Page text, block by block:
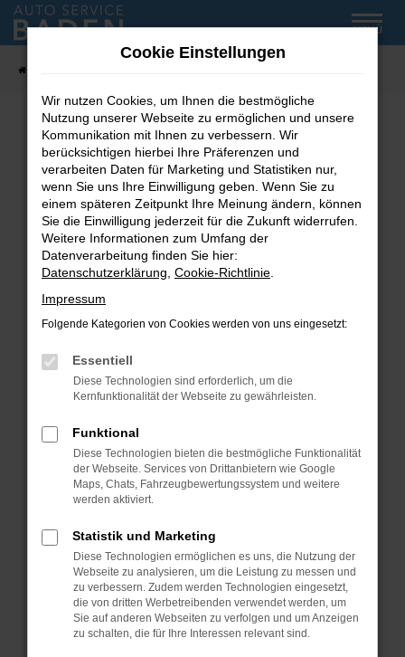
Zum
Hauptinhalt
MENÜ
Fehler: Network Error
Beim Laden ist ein Fehler aufgetreten.
Hier sind ein paar Tipps, die dir helfen können:
Überprüfe deine Firewall und deine
Internetverbindung.
Laden andere Webseiten, zum Beispiel deine
Suchmaschine?
Prüfe deine Browsererweiterungen.
können das Laden bestimmter Seiten
verhindern. Funktioniert die Seite in einem
Fenster?
Starte dein Gerät neu.
Das kann manchmal helfen, vorübergehende
Probleme zu beheben.
Betriebssystem auf dem neuesten Stand
sind.
Veraltete Software birgt nicht nur ein
Sicherheitsrisiko, sondern kann auch dazu
führen, dass bestimmte Funktionen nicht mehr
unterstützt werden.
Cookie Einstellungen
Wir nutzen Cookies, um Ihnen die bestmögliche
Nutzung unserer Webseite zu ermöglichen und unsere
Kommunikation mit Ihnen zu verbessern. Wir
berücksichtigen hierbei Ihre Präferenzen und
verarbeiten Daten für Marketing und Statistiken nur,
wenn Sie uns Ihre Einwilligung geben. Wenn Sie zu
einem späteren Zeitpunkt Ihre Meinung ändern, können
Sie die Einwilligung jederzeit für die Zukunft widerrufen.
Weitere Informationen zum Umfang der
Datenverarbeitung finden Sie hier:
Datenschutzerklärung Cookie-Richtlinie
Impressum
Folgende Kategorien von Cookies werden von uns eingesetzt:
Essentiell
Diese Technologien sind erforderlich, um die
Kernfunktionalität der Webseite zu gewährleisten.
Funktional
Diese Technologien bieten die bestmögliche Funktionalität
der Webseite. Services von Drittanbietern wie Google
Maps, Chats, Fahrzeugbewertungssystem und weitere
werden aktiviert.
Statistik und Marketing
Diese Technologien ermöglichen es uns, die Nutzung der
Webseite zu analysieren, um die Leistung zu messen und
zu verbessern. Zudem werden Technologien eingesetzt,
die von dritten Werbetreibenden verwendet werden, um
Sie auf anderen Webseiten zu verfolgen und um Anzeigen
zu schalten, die für Ihre Interessen relevant sind.